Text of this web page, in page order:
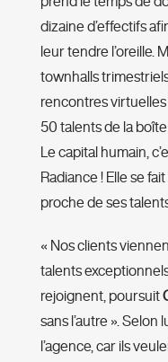
dizaine d’effectifs
leur tendre l’oreille.
townhalls
rencontres
50 talents de la
Le capital humain,
Radiance ! Elle se
proche de ses
« Nos clients
talents
rejoignent, poursuit
sans l’autre ». Selon
l’agence, car ils